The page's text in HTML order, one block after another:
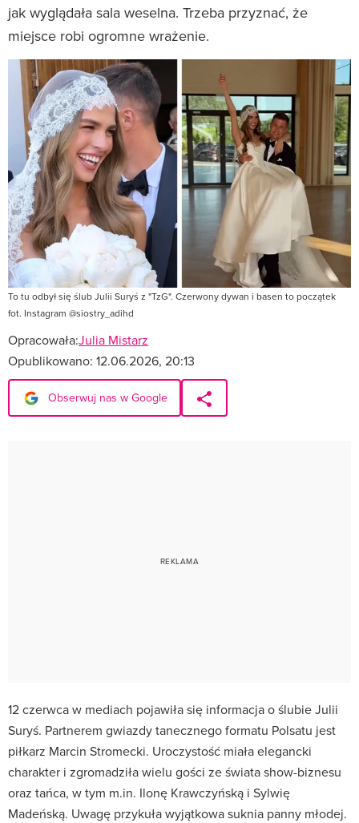
jak wyglądała sala weselna. Trzeba przyznać, że
miejsce robi ogromne wrażenie.
To tu odbył się ślub Julii Suryś z "TzG". Czerwony dywan i basen to początek
fot. Instagram @siostry_adihd
Opracowała:Julia Mistarz
Opublikowano: 12.06.2026, 20:13
Obserwuj nas w Google
12 czerwca w mediach pojawiła się informacja o ślubie Julii
Suryś. Partnerem gwiazdy tanecznego formatu Polsatu jest
piłkarz Marcin Stromecki. Uroczystość miała elegancki
charakter i zgromadziła wielu gości ze świata show-biznesu
oraz tańca, w tym m.in. Ilonę Krawczyńską i Sylwię
Madeńską. Uwagę przykuła wyjątkowa suknia panny młodej.